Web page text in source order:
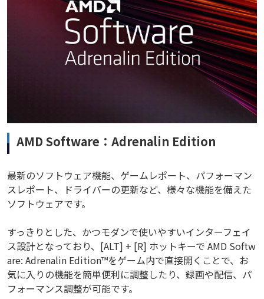
AMD Software：Adrenalin Edition
最新のソフトウェア機能、ゲームレポート、パフォーマン
スレポート、ドライバーの更新など、様々な機能を備えた
ソフトウェアです。
すっきりとした、かつモダンで使いやすいインターフェイ
ス設計となっており、[ALT] + [R] ホットキーで AMD Softw
are: Adrenalin Edition™をゲーム内で直接開くことで、お
気に入りの機能を簡単便利に調整したり、録画や配信、パ
フォーマンス調整が可能です。